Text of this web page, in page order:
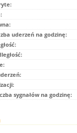
uderzeń na godzinę:
sygnałów na godzinę: